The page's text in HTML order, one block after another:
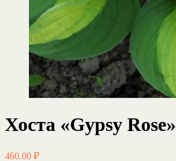
Хоста «Gypsy Rose»
460.00 ₽